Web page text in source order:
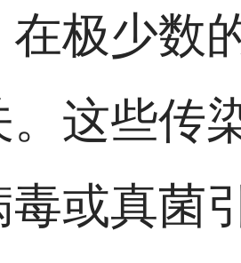
在极少数
。这些传
毒或真菌